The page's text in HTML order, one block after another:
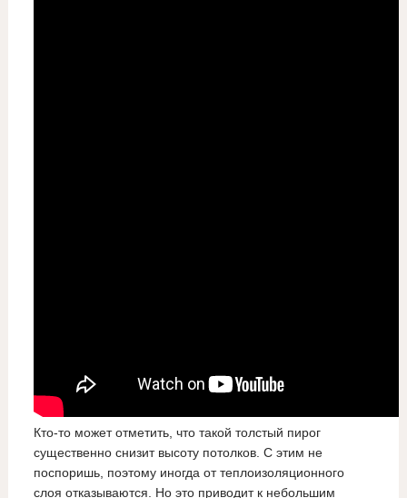
Кто-то может отметить, что такой толстый пирог
существенно снизит высоту потолков. С этим не
поспоришь, поэтому иногда от теплоизоляционного
слоя отказываются. Но это приводит к небольшим